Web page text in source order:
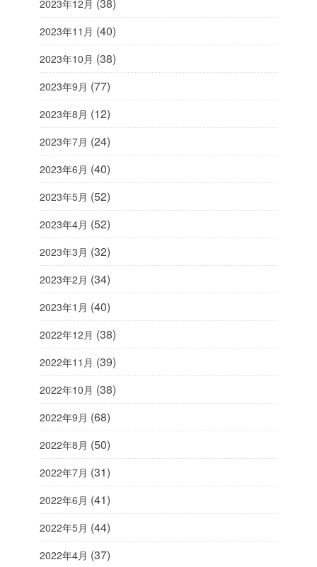
2023年12月
2023年11月 (40)
2023年10月 (38)
2023年9月 (77)
2023年8月 (12)
2023年7月 (24)
2023年6月 (40)
2023年5月 (52)
2023年4月 (52)
2023年3月 (32)
2023年2月 (34)
2023年1月 (40)
2022年12月 (38)
2022年11月 (39)
2022年10月 (38)
2022年9月 (68)
2022年8月 (50)
2022年7月 (31)
2022年6月 (41)
2022年5月 (44)
2022年4月 (37)